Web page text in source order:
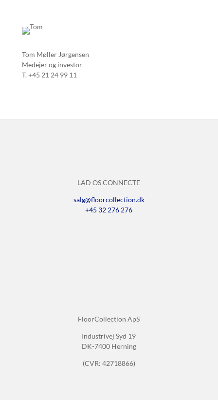
Tom Møller Jørgensen
Medejer og investor
T. +45 21 24 99 11
LAD OS CONNECTE
salg@floorcollection.dk
+45 32 276 276
FloorCollection ApS
Industrivej Syd 19
DK-7400 Herning
(CVR: 42718866)